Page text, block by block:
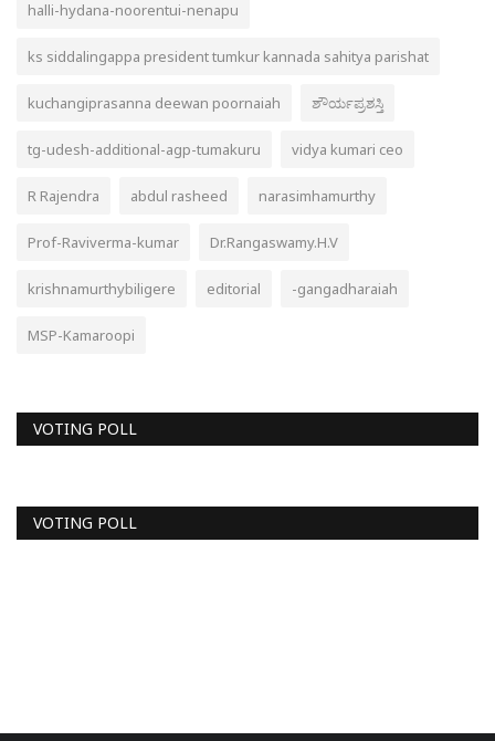
halli-hydana-noorentui-nenapu
ks siddalingappa president tumkur kannada sahitya parishat
kuchangiprasanna deewan poornaiah ಶೌರ್ಯಪ್ರಶಸ್ತಿ
tg-udesh-additional-agp-tumakuru vidya kumari ceo
R Rajendra abdul rasheed narasimhamurthy
Prof-Raviverma-kumar Dr.Rangaswamy.H.V
krishnamurthybiligere editorial -gangadharaiah
MSP-Kamaroopi
VOTING POLL
VOTING POLL